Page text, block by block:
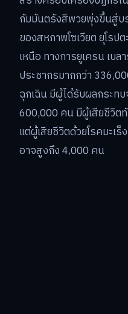
กัมมันตรังสีพวยพุ่งขึ้นสู่บ
ของสหภาพโซเวียต ยุโรป
เหนือ ทางการยูเครน เบ
ประชากรมากกว่า
ฉุกเฉิน มีผู้ได้รับผลกระทบ
600,000 คน มีผู้เสียชีวิต
แต่ผู้เสียชีวิตด้วยโรคมะเ
อาจสูงถึง 4,000 คน